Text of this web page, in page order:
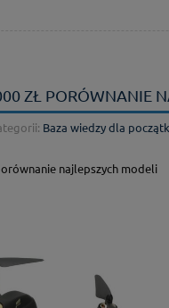
ZŁ PORÓWNANIE
Baza wiedzy dla